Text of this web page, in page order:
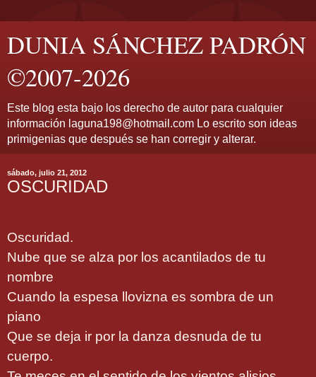
DUNIA SÁNCHEZ PADRÓN
©2007-2026
Este blog esta bajo los derecho de autor para cualquier
información laguna198@hotmail.com Lo escrito son ideas
primigenias que después se han corregir y alterar.
sábado, julio 21, 2012
OSCURIDAD
Oscuridad.
Nube que se alza por los acantilados de tu
nombre
Cuando la espesa llovizna es sombra de un
piano
Que se deja ir por la danza desnuda de tu
cuerpo.